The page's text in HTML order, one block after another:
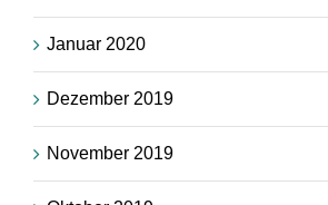
Januar 2020
Dezember 2019
November 2019